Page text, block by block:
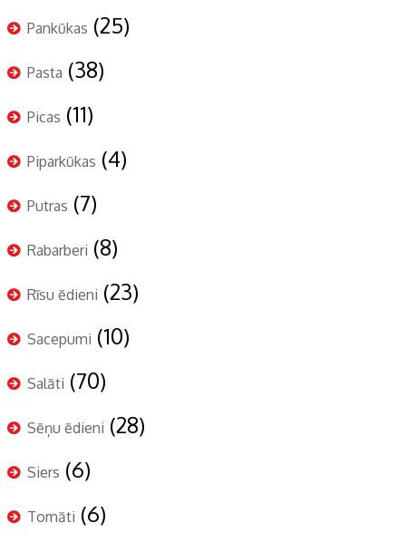
Pankūkas (25)
Pasta (38)
Picas (11)
Piparkūkas (4)
Putras (7)
Rabarberi (8)
Rīsu ēdieni (23)
Sacepumi (10)
Salāti (70)
Sēņu ēdieni (28)
Siers (6)
Tomāti (6)